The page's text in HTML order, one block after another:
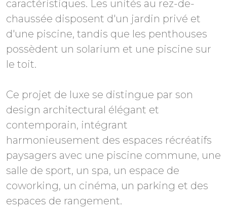
caractéristiques. Les unités au rez-de-
chaussée disposent d'un jardin privé et
d'une piscine, tandis que les penthouses
possèdent un solarium et une piscine sur
le toit.
Ce projet de luxe se distingue par son
design architectural élégant et
contemporain, intégrant
harmonieusement des espaces récréatifs
paysagers avec une piscine commune, une
salle de sport, un spa, un espace de
coworking, un cinéma, un parking et des
espaces de rangement.